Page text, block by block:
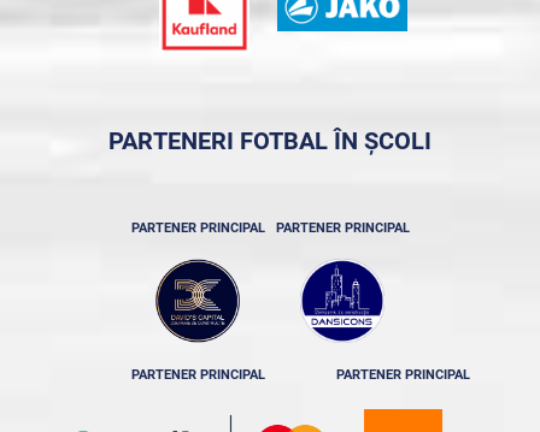
PARTENERI FOTBAL ÎN ȘCOLI
PARTENER PRINCIPAL PARTENER PRINCIPAL
PARTENER PRINCIPAL PARTENER PRINCIPAL